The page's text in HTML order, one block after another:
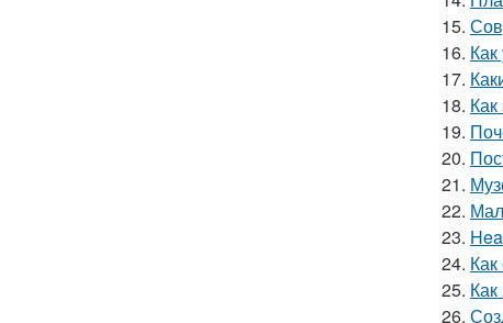
15.
16.
17.
18.
19.
20.
21.
22.
23.
24.
25.
26.